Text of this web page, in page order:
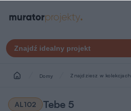
Znajdź idealny projekt
Domy Znajdziesz w kolekcjach
AL102 Tebe 5